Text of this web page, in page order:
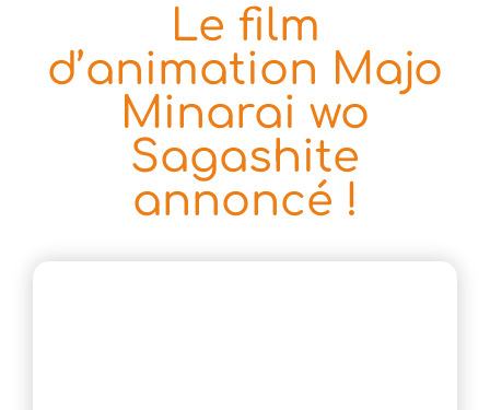
Le film
d’animation Majo
Minarai wo
Sagashite
annoncé !